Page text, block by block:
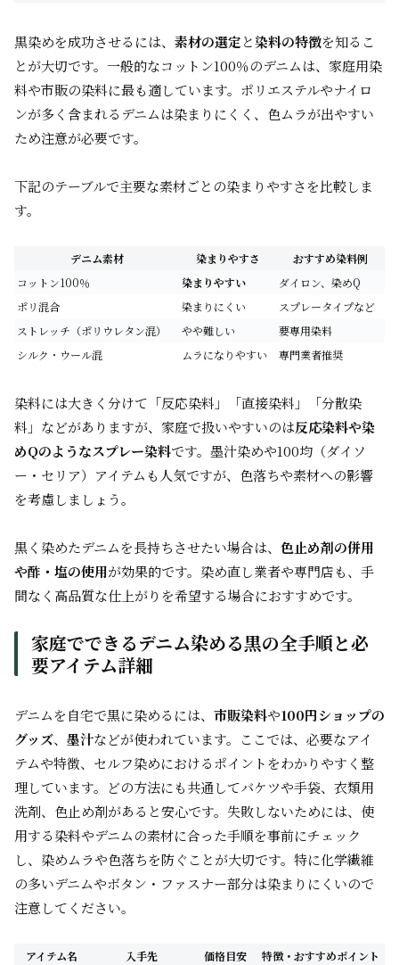
黒染めを成功させるには、 素材の選定と染料の特徴を知るこ
とが大切です。一般的なコットン100％のデニムは、家庭用染
料や市販の染料に最も適しています。ポリエステルやナイロ
ンが多く含まれるデニムは染まりにくく、色ムラが出やすい
ため注意が必要です。
下記のテーブルで主要な素材ごとの染まりやすさを比較しま
す。
デニム素材 染まりやすさ
おすすめ染料例
コットン100％
染まりやすい
ダイロン、染めQ
ポリ混合
染まりにくい
スプレータイプなど
ストレッチ（ポリウレタン混）
やや難しい
要専用染料
シルク・ウール混
ムラになりやすい 専門業者推奨
染料には大きく分けて「反応染料」「直接染料」「分散染
料」などがありますが、家庭で扱いやすいのは反応染料や染
めQのようなスプレー染料です。墨汁染めや100均（ダイソ
ー・セリア）アイテムも人気ですが、色落ちや素材への影響
を考慮しましょう。
黒く染めたデニムを長持ちさせたい場合は、 色止め剤の併用
や酢・塩の使用が効果的です。染め直し業者や専門店も、手
間なく高品質な仕上がりを希望する場合におすすめです。
家庭でできるデニム染める黒の全手順と必
要アイテム詳細
デニムを自宅で黒に染めるには、 市販染料や100円ショップの
グッズ、 墨汁などが使われています。ここでは、必要なアイ
テムや特徴、セルフ染めにおけるポイントをわかりやすく整
理しています。どの方法にも共通してバケツや手袋、衣類用
洗剤、色止め剤があると安心です。失敗しないためには、使
用する染料やデニムの素材に合った手順を事前にチェック
し、染めムラや色落ちを防ぐことが大切です。特に化学繊維
の多いデニムやボタン・ファスナー部分は染まりにくいので
注意してください。
アイテム名 入手先 価格目安 特徴・おすすめポイント